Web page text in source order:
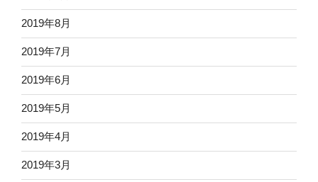
2019年8月
2019年7月
2019年6月
2019年5月
2019年4月
2019年3月